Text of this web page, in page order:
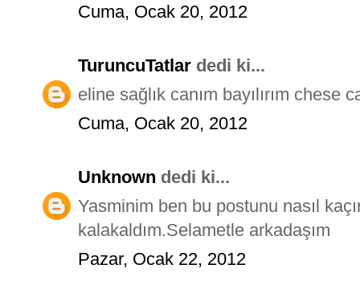
Cuma, Ocak 20, 2012
TuruncuTatlar dedi ki...
eline sağlık canım bayılırım
Cuma, Ocak 20, 2012
Unknown dedi ki...
Yasminim ben bu postunu nasıl
kalakaldım.Selametle arkadaşım
Pazar, Ocak 22, 2012